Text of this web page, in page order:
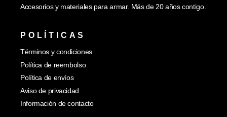
Accesorios y materiales para armar. Más de 20 años contigo.
POLÍTICAS
Términos y condiciones
Política de reembolso
Política de envíos
Aviso de privacidad
Información de contacto